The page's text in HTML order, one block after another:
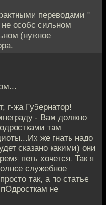
переводами "
особо сильном
(нужное
г-жа Губернатор!
- Вам должно
там
же гнать надо
сказано какими) они
петь хочется. Так я
служебное
так, а по статье
не